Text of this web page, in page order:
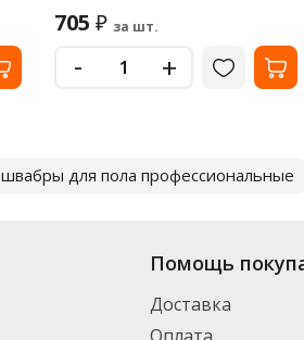
705 ₽ за шт.
- +
швабры для пола профессиональные
Помощь
Доставка